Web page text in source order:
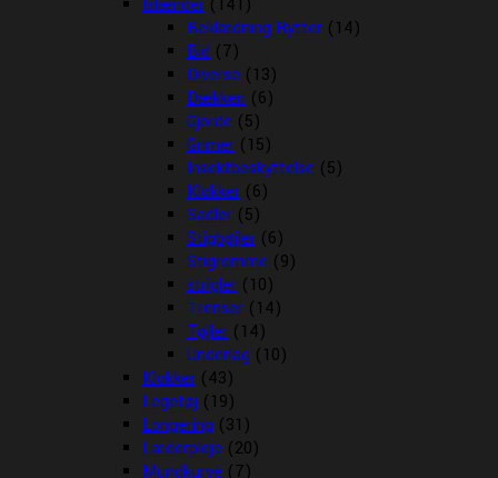
Islænder (141)
Beklædning Rytter (14)
Bid (7)
Diverse (13)
Dækken (6)
Gjorde (5)
Grimer (15)
Insektbeskyttelse (5)
Klokker (6)
Sadler (5)
Stigbøjler (6)
Stigremme (9)
strigler (10)
Trenser (14)
Tøjler (14)
Underlag (10)
Klokker (43)
Legetøj (19)
Longering (31)
Læderpleje (20)
Mundkurve (7)